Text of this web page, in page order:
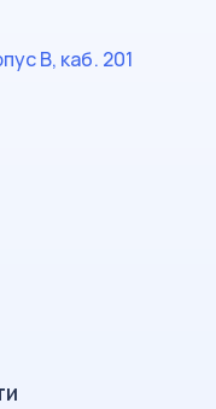
В, каб. 201